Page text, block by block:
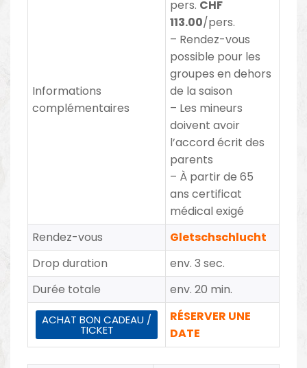
Informations
complémentaires
pers. CHF
113.00/pers.
– Rendez-vous
possible pour les
groupes en dehors
de la saison
– Les mineurs
doivent avoir
l’accord écrit des
parents
– À partir de 65
ans certificat
médical exigé
Rendez-vous
Gletschschlucht
Drop duration
env. 3 sec.
Durée totale
env. 20 min.
ACHAT BON CADEAU /
TICKET
RÉSERVER UNE
DATE